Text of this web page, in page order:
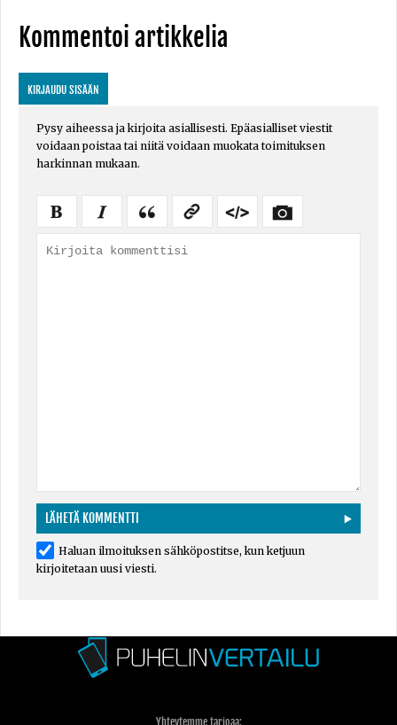
Kommentoi artikkelia
KIRJAUDU SISÄÄN
Pysy aiheessa ja kirjoita asiallisesti. Epäasialliset viestit
voidaan poistaa tai niitä voidaan muokata toimituksen
harkinnan mukaan.
Haluan ilmoituksen sähköpostitse, kun ketjuun
kirjoitetaan uusi viesti.
Yhteytemme tarjoaa: